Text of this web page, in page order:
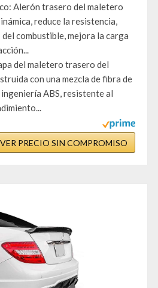
Alerón trasero del maletero
reduce la resistencia,
combustible, mejora la carga
del maletero trasero del
con una mezcla de fibra de
ABS, resistente al
VER PRECIO SIN COMPROMISO